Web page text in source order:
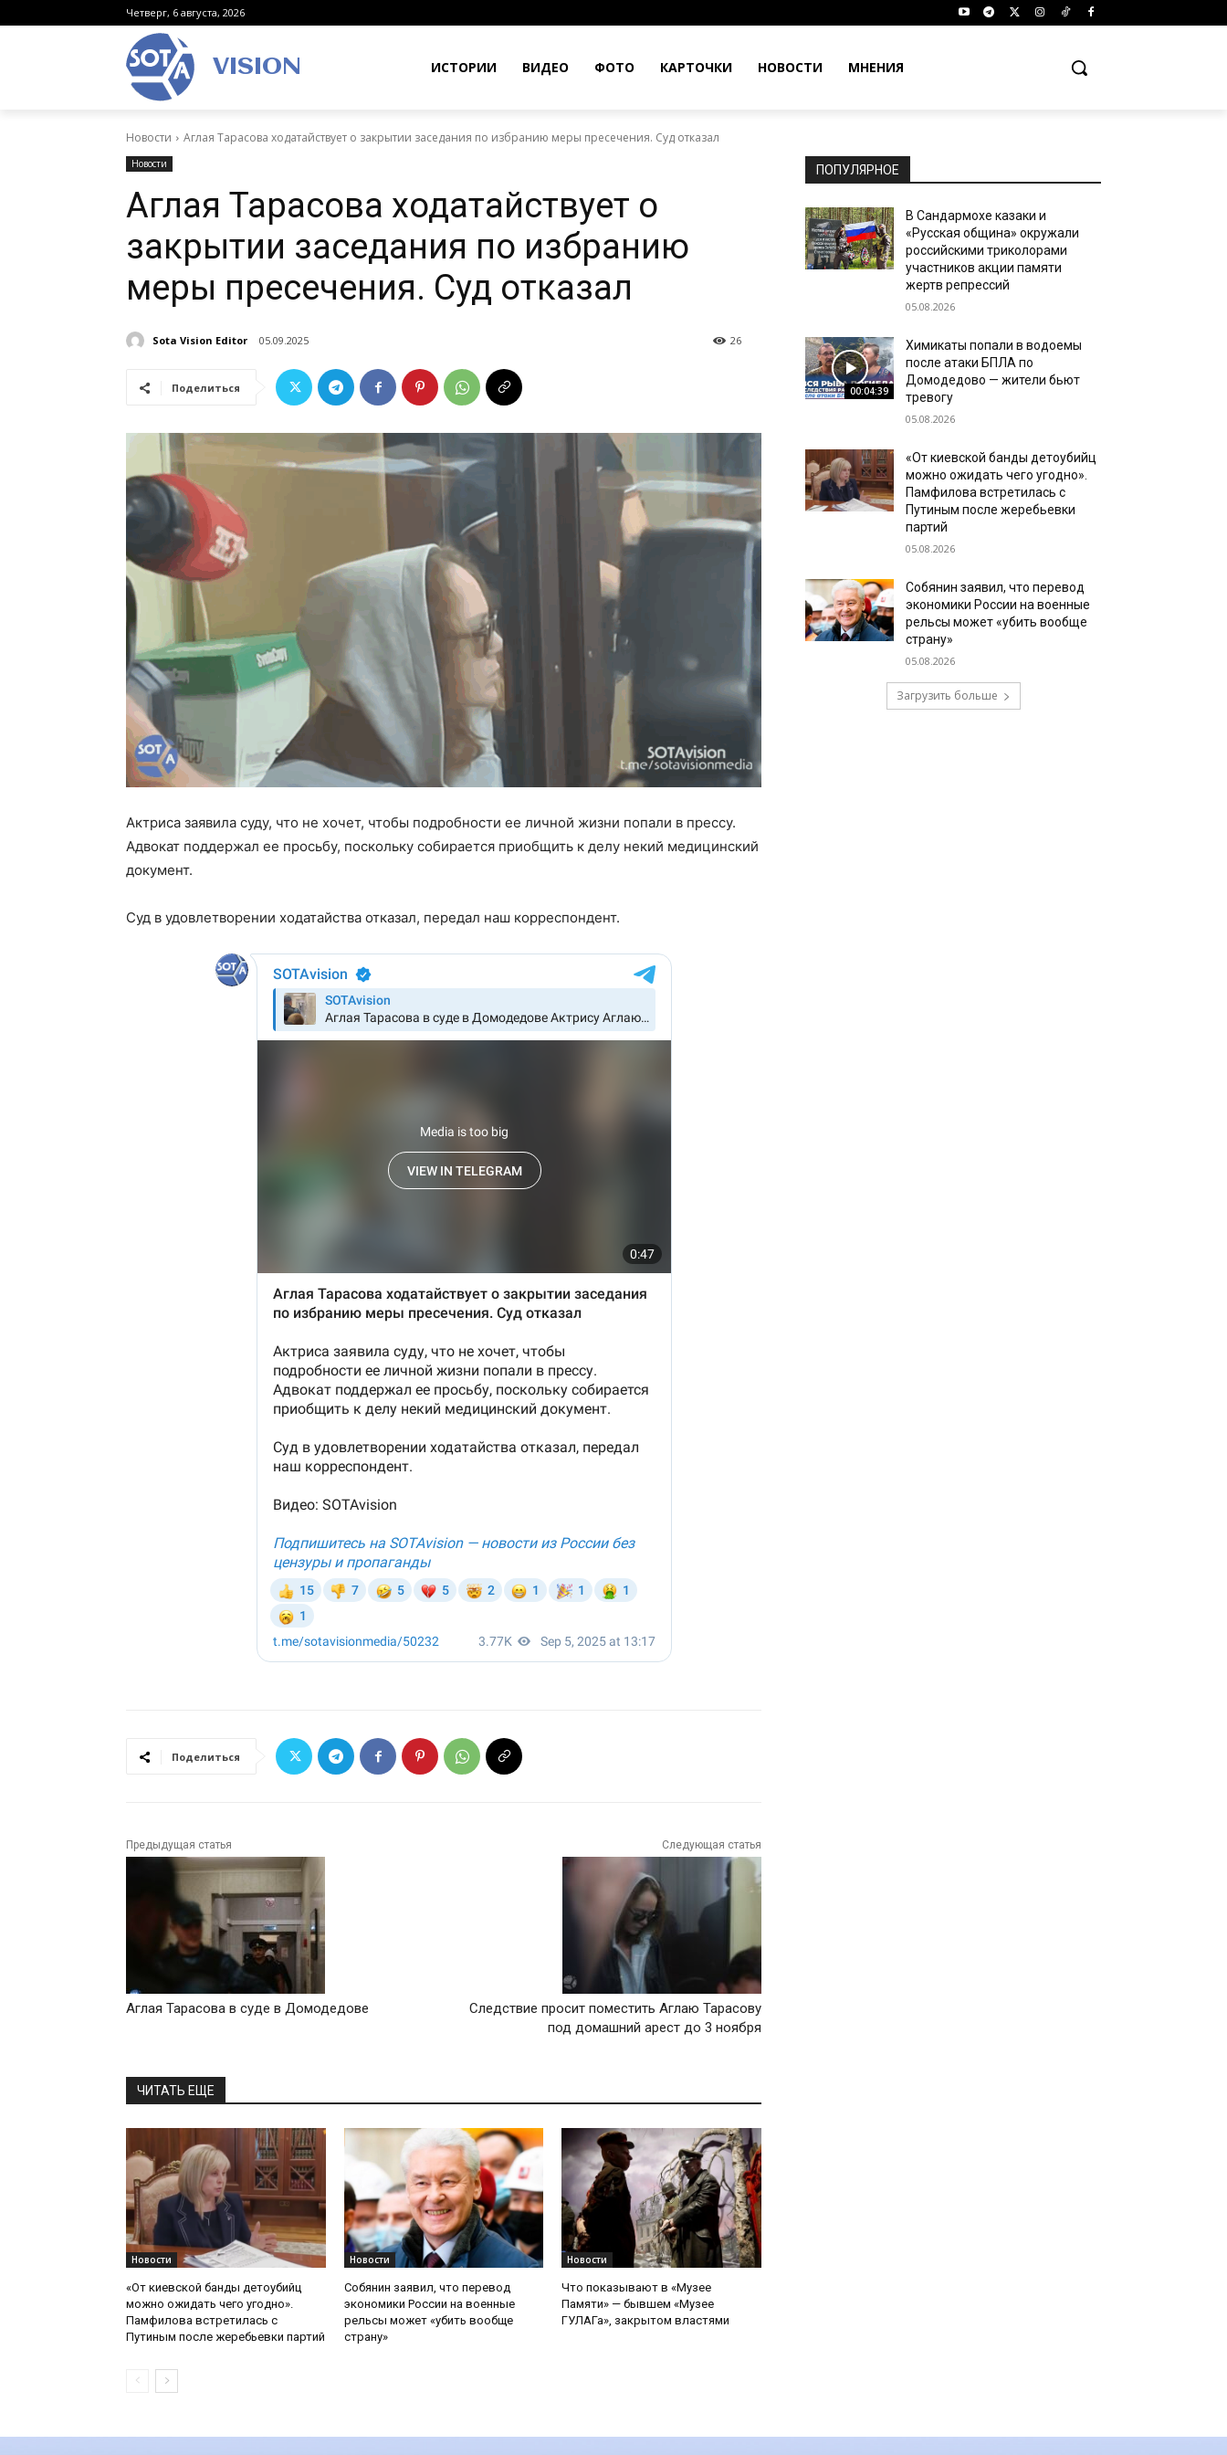
Четверг, 6 августа, 2026
VISION ИСТОРИИ ВИДЕО ФОТО КАРТОЧКИ НОВОСТИ МНЕНИЯ
Новости Аглая Тарасова ходатайствует о закрытии заседания по избранию меры пресечения. Суд отказал
Новости
Аглая Тарасова ходатайствует о
закрытии заседания по избранию
меры пресечения. Суд отказал
Sota Vision Editor 05.09.2025 26
Поделиться
Актриса заявила суду, что не хочет, чтобы подробности ее личной жизни попали в прессу.
Адвокат поддержал ее просьбу, поскольку собирается приобщить к делу некий медицинский
документ.
Суд в удовлетворении ходатайства отказал, передал наш корреспондент.
Поделиться
Предыдущая статья
Аглая Тарасова в суде в Домодедове
Следующая статья
Следствие просит поместить Аглаю Тарасову
под домашний арест до 3 ноября
ЧИТАТЬ ЕЩЕ
Новости
«От киевской банды детоубийц
можно ожидать чего угодно».
Памфилова встретилась с
Путиным после жеребьевки партий
Новости
Собянин заявил, что перевод
экономики России на военные
рельсы может «убить вообще
страну»
Новости
Что показывают в «Музее
Памяти» — бывшем «Музее
ГУЛАГа», закрытом властями
ПОПУЛЯРНОЕ
В Сандармохе казаки и
«Русская община» окружали
российскими триколорами
участников акции памяти
жертв репрессий
05.08.2026
00:04:39
Химикаты попали в водоемы
после атаки БПЛА по
Домодедово — жители бьют
тревогу
05.08.2026
«От киевской банды детоубийц
можно ожидать чего угодно».
Памфилова встретилась с
Путиным после жеребьевки
партий
05.08.2026
Собянин заявил, что перевод
экономики России на военные
рельсы может «убить вообще
страну»
05.08.2026
Загрузить больше